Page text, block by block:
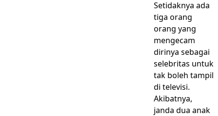
Setidaknya ada
tiga orang
orang yang
mengecam
dirinya sebagai
selebritas untuk
tak boleh tampil
di televisi.
Akibatnya,
janda dua anak